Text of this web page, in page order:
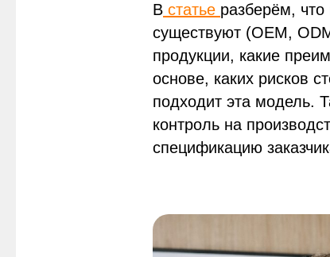
В статье разберём, что
существуют (OEM,
продукции, какие
основе, каких рисков
подходит эта модель.
контроль на
спецификацию